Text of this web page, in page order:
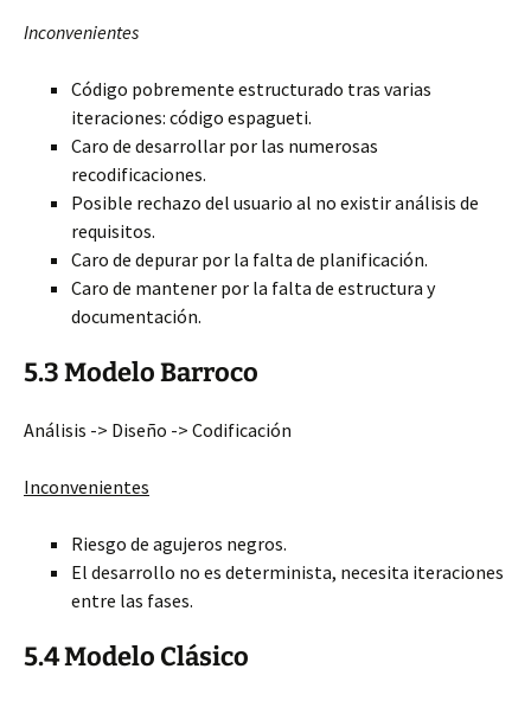
Inconvenientes
Código pobremente estructurado tras varias
iteraciones: código espagueti.
Caro de desarrollar por las numerosas
recodificaciones.
Posible rechazo del usuario al no existir análisis de
requisitos.
Caro de depurar por la falta de planificación.
Caro de mantener por la falta de estructura y
documentación.
5.3 Modelo Barroco
Análisis -> Diseño -> Codificación
Inconvenientes
Riesgo de agujeros negros.
El desarrollo no es determinista, necesita iteraciones
entre las fases.
5.4 Modelo Clásico